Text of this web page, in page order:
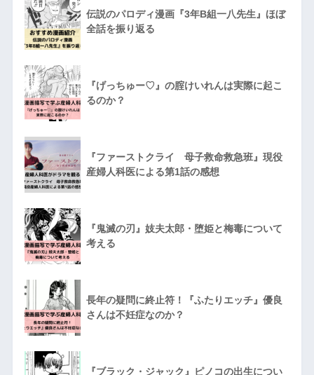
伝説のパロディ漫画『3年B組一八先生』ほぼ
全話を振り返る
『げっちゅー♡』の腟けいれんは実際に起こ
るのか？
『ファーストクライ 母子救命救急班』現役
産婦人科医による第1話の感想
『鬼滅の刃』妓夫太郎・堕姫と梅毒について
考える
長年の疑問に終止符！『ふたりエッチ』優良
さんは不妊症なのか？
『ブラック・ジャック』ピノコの出生につい